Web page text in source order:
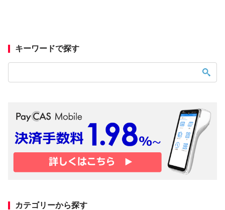
キーワードで探す
カテゴリーから探す